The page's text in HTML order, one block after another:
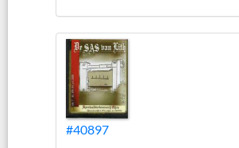
#40897